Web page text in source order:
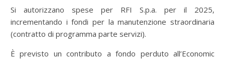
Si autorizzano spese per RFI S.p.a. per il 2025,
incrementando i fondi per la manutenzione straordinaria
(contratto di programma parte servizi).
È previsto un contributo a fondo perduto all’Economic